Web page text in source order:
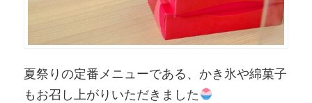
夏祭りの定番メニューである、かき氷や綿菓子
もお召し上がりいただきました